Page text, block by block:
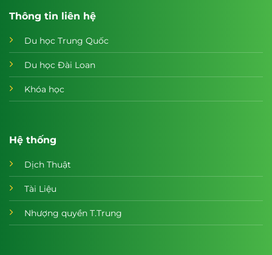
Thông tin liên hệ
Du học Trung Quốc
Du học Đài Loan
Khóa học
Hệ thống
Dịch Thuật
Tài Liệu
Nhượng quyền T.Trung